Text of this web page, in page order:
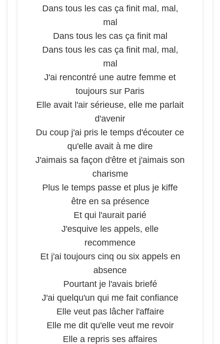
Dans tous les cas ça finit mal, mal,
mal
Dans tous les cas ça finit mal
Dans tous les cas ça finit mal, mal,
mal
J'ai rencontré une autre femme et
toujours sur Paris
Elle avait l'air sérieuse, elle me parlait
d'avenir
Du coup j'ai pris le temps d'écouter ce
qu'elle avait à me dire
J'aimais sa façon d'être et j'aimais son
charisme
Plus le temps passe et plus je kiffe
être en sa présence
Et qui l'aurait parié
J'esquive les appels, elle
recommence
Et j'ai toujours cinq ou six appels en
absence
Pourtant je l'avais briefé
J'ai quelqu'un qui me fait confiance
Elle veut pas lâcher l'affaire
Elle me dit qu'elle veut me revoir
Elle a repris ses affaires